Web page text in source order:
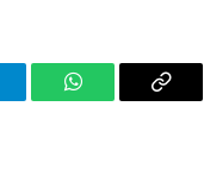
WhatsAppCopy